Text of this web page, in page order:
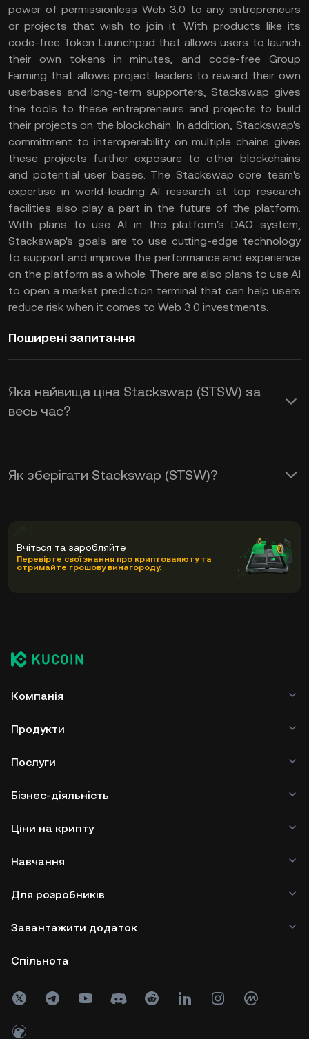
power of permissionless Web 3.0 to any entrepreneurs
or projects that wish to join it. With products like its
code-free Token Launchpad that allows users to launch
their own tokens in minutes, and code-free Group
Farming that allows project leaders to reward their own
userbases and long-term supporters, Stackswap gives
the tools to these entrepreneurs and projects to build
their projects on the blockchain. In addition, Stackswap's
commitment to interoperability on multiple chains gives
these projects further exposure to other blockchains
and potential user bases. The Stackswap core team's
expertise in world-leading AI research at top research
facilities also play a part in the future of the platform.
With plans to use AI in the platform's DAO system,
Stackswap's goals are to use cutting-edge technology
to support and improve the performance and experience
on the platform as a whole. There are also plans to use AI
to open a market prediction terminal that can help users
reduce risk when it comes to Web 3.0 investments.
Поширені запитання
Яка найвища ціна Stackswap (STSW) за
весь час?
Як зберігати Stackswap (STSW)?
Вчіться та заробляйте
Перевірте свої знання про криптовалюту та
отримайте грошову винагороду.
Компанія
Продукти
Послуги
Бізнес-діяльність
Ціни на крипту
Навчання
Для розробників
Завантажити додаток
Спільнота